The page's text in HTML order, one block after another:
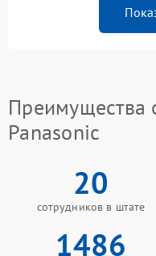
Преимущества
Panasonic
20
сотрудников в штате
1486